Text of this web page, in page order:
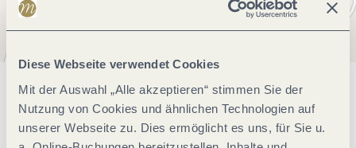
Diese Webseite verwendet Cookies
Mit der Auswahl „Alle akzeptieren“ stimmen Sie der
Nutzung von Cookies und ähnlichen Technologien auf
unserer Webseite zu. Dies ermöglicht es uns, für Sie u.
Allgemeine Informationen